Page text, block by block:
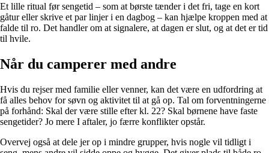
Et lille ritual før sengetid – som at børste tænder i det fri, tage en kort
gåtur eller skrive et par linjer i en dagbog – kan hjælpe kroppen med at
falde til ro. Det handler om at signalere, at dagen er slut, og at det er tid
til hvile.
Når du camperer med andre
Hvis du rejser med familie eller venner, kan det være en udfordring at
få alles behov for søvn og aktivitet til at gå op. Tal om forventningerne
på forhånd: Skal der være stille efter kl. 22? Skal børnene have faste
sengetider? Jo mere I aftaler, jo færre konflikter opstår.
Overvej også at dele jer op i mindre grupper, hvis nogle vil tidligt i